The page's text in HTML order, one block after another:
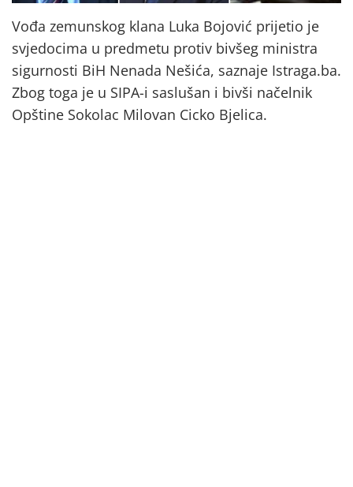
Vođa zemunskog klana Luka Bojović prijetio je
svjedocima u predmetu protiv bivšeg ministra
sigurnosti BiH Nenada Nešića, saznaje Istraga.ba.
Zbog toga je u SIPA-i saslušan i bivši načelnik
Opštine Sokolac Milovan Cicko Bjelica.